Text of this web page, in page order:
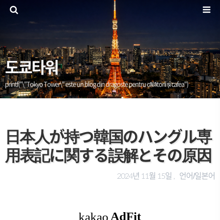
도쿄타워
printf("\"Tokyo Tower\" este un blog din dragoste pentru călătorii și cafea")
日本人が持つ韓国のハングル専
用表記に関する誤解とその原因
2024년 11월 15일 , 언어/일본어